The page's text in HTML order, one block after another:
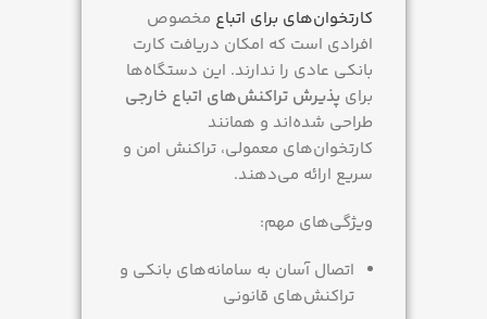
کارتخوان‌های برای اتباع مخصوص
افرادی است که امکان دریافت کارت
بانکی عادی را ندارند. این دستگاه‌ها
برای پذیرش تراکنش‌های اتباع خارجی
طراحی شده‌اند و همانند
کارتخوان‌های معمولی، تراکنش امن و
سریع ارائه می‌دهند.
ویژگی‌های مهم:
اتصال آسان به سامانه‌های بانکی و
تراکنش‌های قانونی